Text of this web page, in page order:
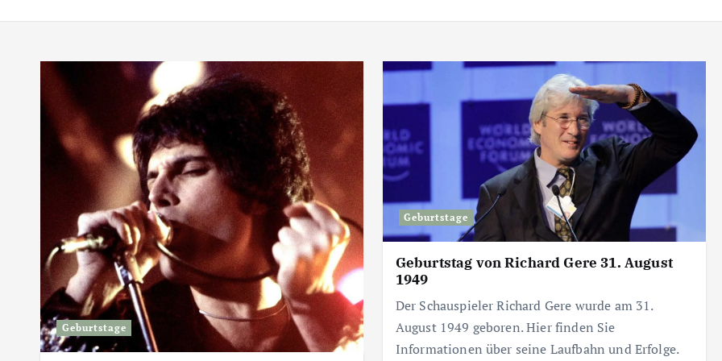
Geburtstage
Geburtstage
Geburtstag von Richard Gere 31. August
1949
Der Schauspieler Richard Gere wurde am 31.
August 1949 geboren. Hier finden Sie
Informationen über seine Laufbahn und Erfolge.